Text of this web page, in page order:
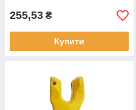
255,53 ₴
Купити